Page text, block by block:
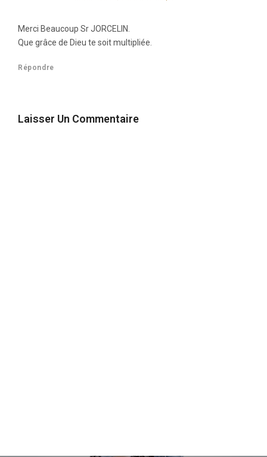
Merci Beaucoup Sr JORCELIN.
Que grâce de Dieu te soit multipliée.
Répondre
Laisser Un Commentaire